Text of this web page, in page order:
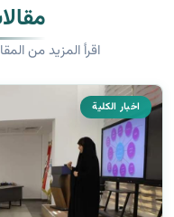
اقرأ المزيد من
اخبار الكلية